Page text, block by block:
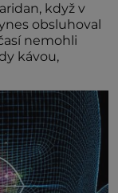
když v
obsluhoval
nemohli
je tehdy kávou,